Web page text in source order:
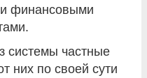
финансовыми
системы частные
них по своей сути